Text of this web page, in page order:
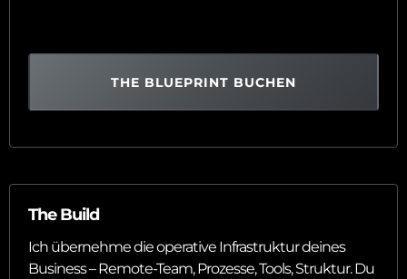
THE BLUEPRINT BUCHEN
The Build
Ich übernehme die operative Infrastruktur deines
Business – Remote-Team, Prozesse, Tools, Struktur. Du